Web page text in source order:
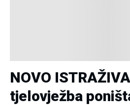
NOVO
tjelovježba